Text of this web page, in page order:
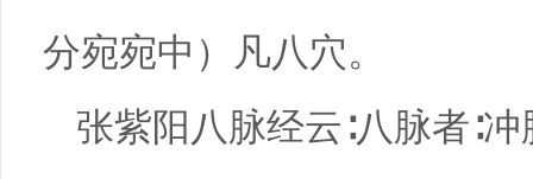
分宛宛中）凡八穴。
张紫阳八脉经云∶八脉者∶